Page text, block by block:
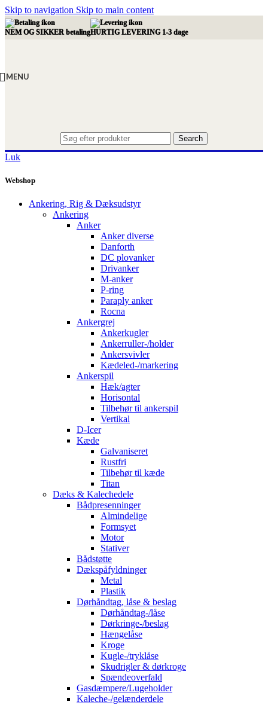
Skip to navigation Skip to main content
NEM OG SIKKER betalingHURTIG LEVERING 1-3 dage
MENU
Search
Luk
Webshop
Ankering, Rig & Dæksudstyr
Ankering
Anker
Anker diverse
Danforth
DC plovanker
Drivanker
M-anker
P-ring
Paraply anker
Rocna
Ankergrej
Ankerkugler
Ankerruller-/holder
Ankersvivler
Kædeled-/markering
Ankerspil
Hæk/agter
Horisontal
Tilbehør til ankerspil
Vertikal
D-Icer
Kæde
Galvaniseret
Rustfri
Tilbehør til kæde
Titan
Dæks & Kalechedele
Bådpresenninger
Almindelige
Formsyet
Motor
Stativer
Bådstøtte
Dækspåfyldninger
Metal
Plastik
Dørhåndtag, låse & beslag
Dørhåndtag-/låse
Dørkringe-/beslag
Hængelåse
Kroge
Kugle-/tryklåse
Skudrigler & dørkroge
Spændeoverfald
Gasdæmpere/Lugeholder
Kaleche-/gelænderdele